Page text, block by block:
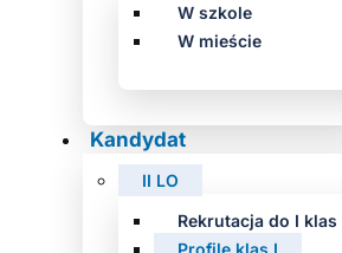
W szkole
W mieście
Kandydat
II LO
Rekrutacja do I klas
Profile klas I